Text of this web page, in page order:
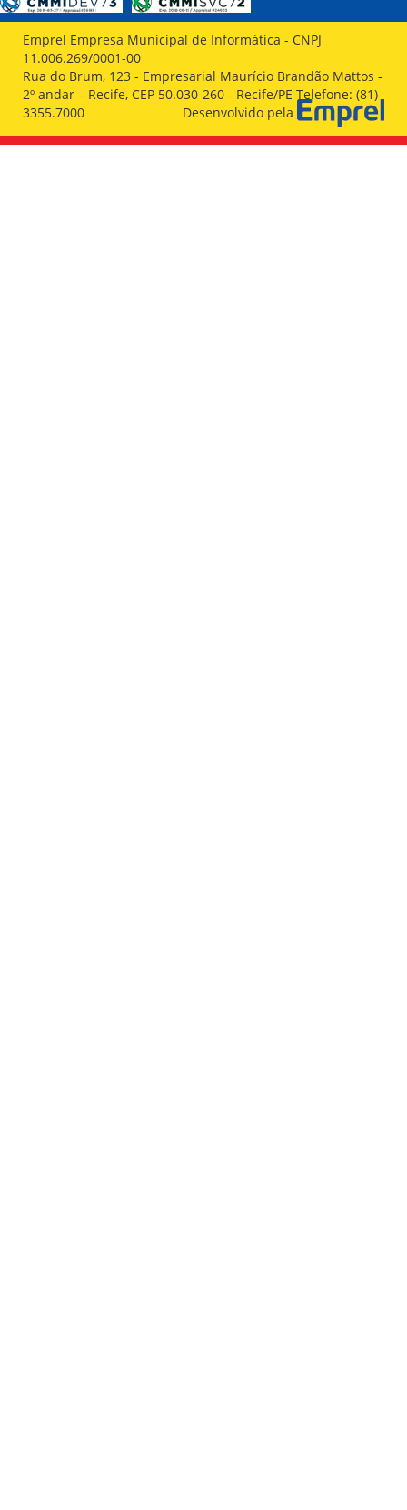
Emprel Empresa Municipal de Informática - CNPJ
11.006.269/0001-00
Rua do Brum, 123 - Empresarial Maurício Brandão Mattos -
2º andar – Recife, CEP 50.030-260 - Recife/PE Telefone: (81)
3355.7000
Desenvolvido pela